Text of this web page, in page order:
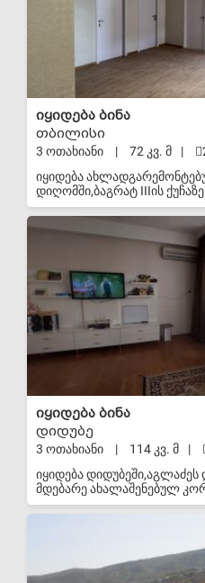
ორთოპედიული
ჭაღები და ა.შ.) და ტექნიკა:
გაზქურა, ტელევიზორი
იყიდება ბინა
თბილისი
3 ოთახიანი | 72 კვ. მ |
იყიდება
დიღომში,ბაგრატ IIIის
საძინებელი, ორივე
განათება(ფანჯარა), ერთერთ
დამონტაჟებულია
გათბობის ქვაბი). ბინა
მისაღებს, ასევე,
მონტაჟი დასრულებულია.
სკოლა, ბაღი,
ვთანამშრომლობ
იყიდება ბინა
დიდუბე
3 ოთახიანი | 114 კვ. მ |
იყიდება დიდუბეში,აგლაძეს
მდებარე ახალაშენებულ
ბინა,გამჭოლი2 აივნით,2
საძინებლით,საგარდერობო
სამზარეულო და ზალა
კვ.სართული 3.ფასი
დალაპარაკება შეიძლება.
577924071ანატოლი,1500